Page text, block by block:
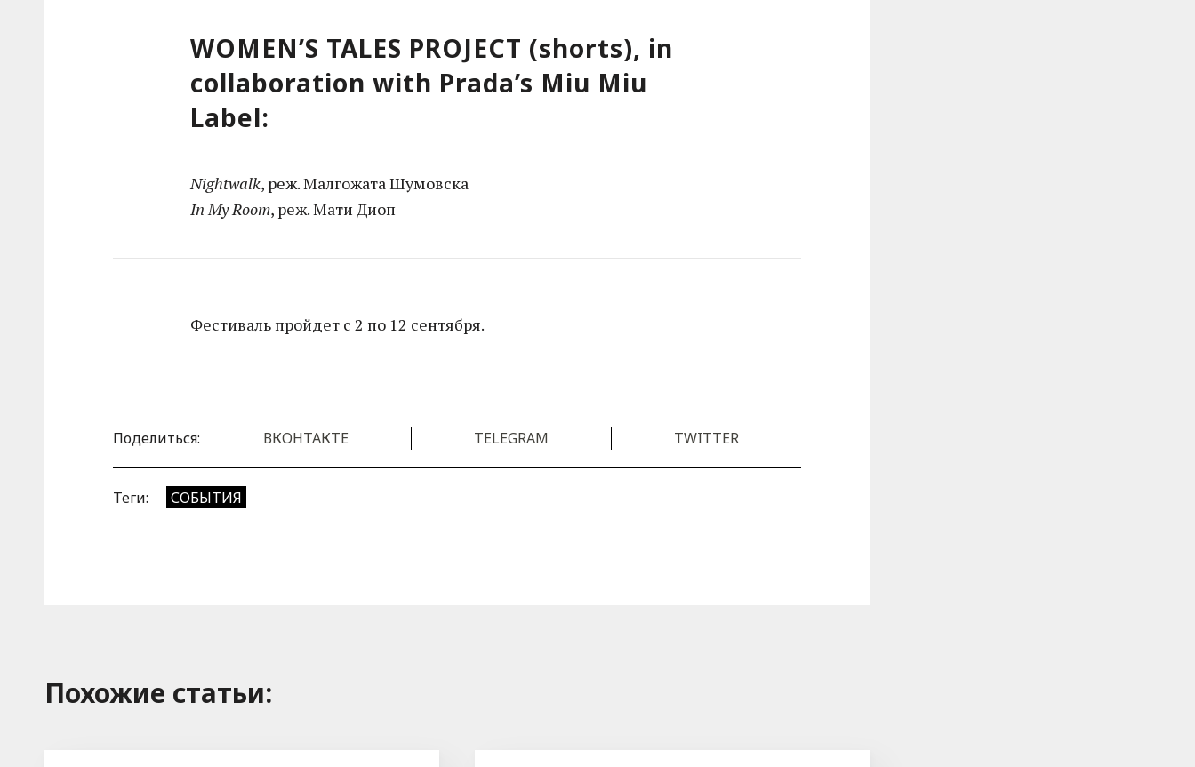
WOMEN’S TALES PROJECT (shorts), in
collaboration with Prada’s Miu Miu
Label:
Nightwalk, реж. Малгожата Шумовска
In My Room, реж. Мати Диоп
Фестиваль пройдет с 2 по 12 сентября.
Поделиться: ВКОНТАКТЕ TELEGRAM TWITTER
Теги: СОБЫТИЯ
Похожие cтатьи: